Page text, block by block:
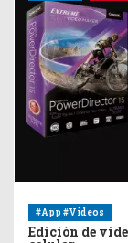
#App #Videos
Edición de